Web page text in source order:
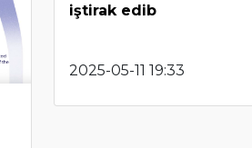
iştirak edib
2025-05-11 19:33